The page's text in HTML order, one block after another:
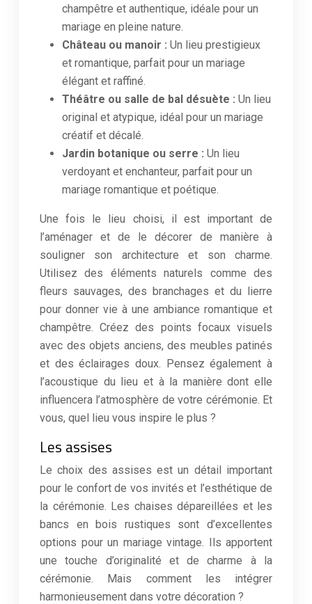
champêtre et authentique, idéale pour un
mariage en pleine nature.
Château ou manoir : Un lieu prestigieux
et romantique, parfait pour un mariage
élégant et raffiné.
Théâtre ou salle de bal désuète : Un lieu
original et atypique, idéal pour un mariage
créatif et décalé.
Jardin botanique ou serre : Un lieu
verdoyant et enchanteur, parfait pour un
mariage romantique et poétique.
Une fois le lieu choisi, il est important de
l’aménager et de le décorer de manière à
souligner son architecture et son charme.
Utilisez des éléments naturels comme des
fleurs sauvages, des branchages et du lierre
pour donner vie à une ambiance romantique et
champêtre. Créez des points focaux visuels
avec des objets anciens, des meubles patinés
et des éclairages doux. Pensez également à
l’acoustique du lieu et à la manière dont elle
influencera l’atmosphère de votre cérémonie. Et
vous, quel lieu vous inspire le plus ?
Les assises
Le choix des assises est un détail important
pour le confort de vos invités et l’esthétique de
la cérémonie. Les chaises dépareillées et les
bancs en bois rustiques sont d’excellentes
options pour un mariage vintage. Ils apportent
une touche d’originalité et de charme à la
cérémonie. Mais comment les intégrer
harmonieusement dans votre décoration ?